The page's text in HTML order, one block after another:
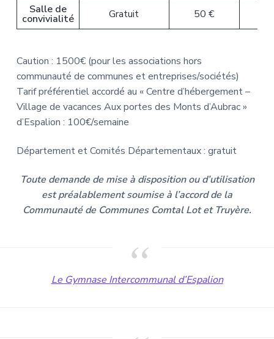
Salle de
convivialité Gratuit 50 €
Caution : 1500€ (pour les associations hors
communauté de communes et entreprises/sociétés)
Tarif préférentiel accordé au « Centre d’hébergement –
Village de vacances Aux portes des Monts d’Aubrac »
d’Espalion : 100€/semaine
Département et Comités Départementaux : gratuit
Toute demande de mise à disposition ou d’utilisation
est préalablement soumise à l’accord de la
Communauté de Communes Comtal Lot et Truyère.
Le Gymnase Intercommunal d’Espalion